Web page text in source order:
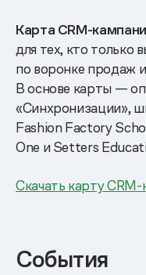
Карта CRM-
для тех, кто только
по воронке продаж
В основе карты —
«Синхронизации»,
Fashion Factory
One и Setters
Скачать карту
События